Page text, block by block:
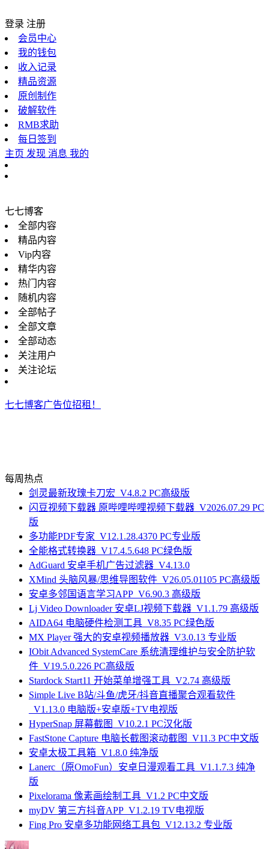
登录 注册
会员中心
我的钱包
收入记录
精品资源
原创制作
破解软件
RMB求助
每日签到
主页 发现 消息 我的
七七博客
全部内容
精品内容
Vip内容
精华内容
热门内容
随机内容
全部帖子
全部文章
全部动态
关注用户
关注论坛
七七博客广告位招租！
每周热点
剑灵最新玫瑰卡刀宏_V4.8.2 PC高级版
闪豆视频下载器 原哔哩哔哩视频下载器_V2026.07.29 PC
版
多功能PDF专家_V12.1.28.4370 PC专业版
全能格式转换器_V17.4.5.648 PC绿色版
AdGuard 安卓手机广告过滤器_V4.13.0
XMind 头脑风暴/思维导图软件_V26.05.01105 PC高级版
安卓多邻国语言学习APP_V6.90.3 高级版
Lj Video Downloader 安卓LJ视频下载器_V1.1.79 高级版
AIDA64 电脑硬件检测工具_V8.35 PC绿色版
MX Player 强大的安卓视频播放器_V3.0.13 专业版
IObit Advanced SystemCare 系统清理维护与安全防护软
件_V19.5.0.226 PC高级版
Stardock Start11 开始菜单增强工具_V2.74 高级版
Simple Live B站/斗鱼/虎牙/抖音直播聚合观看软件
_V1.13.0 电脑版+安卓版+TV电视版
HyperSnap 屏幕截图_V10.2.1 PC汉化版
FastStone Capture 电脑长截图滚动截图_V11.3 PC中文版
安卓太极工具箱_V1.8.0 纯净版
Lanerc（原OmoFun）安卓日漫观看工具_V1.1.7.3 纯净
版
Pixelorama 像素画绘制工具_V1.2 PC中文版
myDV 第三方抖音APP_V1.2.19 TV电视版
Fing Pro 安卓多功能网络工具包_V12.13.2 专业版